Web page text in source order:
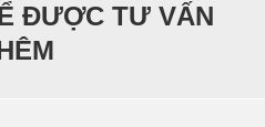
ĐƯỢC TƯ VẤN